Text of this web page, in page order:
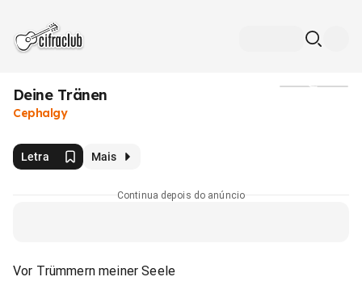
Deine Tränen
Cephalgy
Letra Mais
Continua depois do anúncio
Vor Trümmern meiner Seele